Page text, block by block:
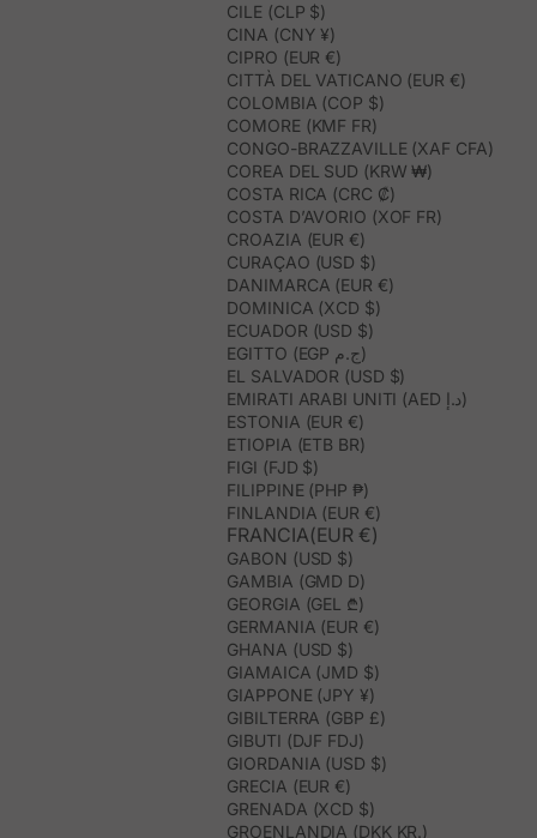
CILE (CLP $)
CINA (CNY ¥)
CIPRO (EUR €)
CITTÀ DEL VATICANO (EUR €)
COLOMBIA (COP $)
COMORE (KMF FR)
CONGO-BRAZZAVILLE (XAF CFA)
COREA DEL SUD (KRW ₩)
COSTA RICA (CRC ₡)
COSTA D’AVORIO (XOF FR)
CROAZIA (EUR €)
CURAÇAO (USD $)
DANIMARCA (EUR €)
DOMINICA (XCD $)
ECUADOR (USD $)
EGITTO (EGP ج.م)
EL SALVADOR (USD $)
EMIRATI ARABI UNITI (AED د.إ)
ESTONIA (EUR €)
ETIOPIA (ETB BR)
FIGI (FJD $)
FILIPPINE (PHP ₱)
FINLANDIA (EUR €)
FRANCIA(EUR €)
GABON (USD $)
GAMBIA (GMD D)
GEORGIA (GEL ₾)
GERMANIA (EUR €)
GHANA (USD $)
GIAMAICA (JMD $)
GIAPPONE (JPY ¥)
GIBILTERRA (GBP £)
GIBUTI (DJF FDJ)
GIORDANIA (USD $)
GRECIA (EUR €)
GRENADA (XCD $)
GROENLANDIA (DKK KR.)